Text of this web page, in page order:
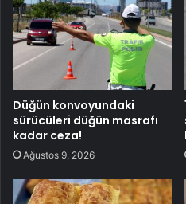
Düğün konvoyundaki
sürücüleri düğün masrafı
kadar ceza!
Ağustos 9, 2026